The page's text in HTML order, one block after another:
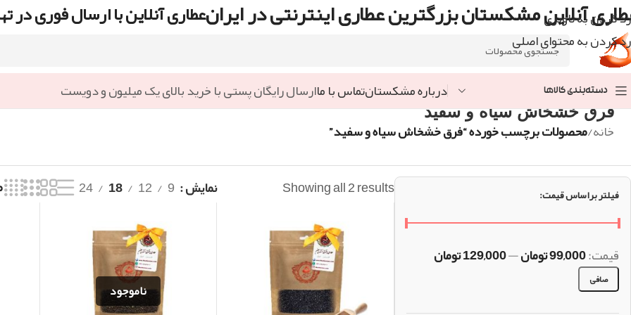
رد کردن به ناوبری
رد کردن به محتوای اصلی
آنلاین مشکستان بزرگترین عطاری اینترنتی در ایرانعطاری آنلاین با ارسال فوری در
دسته‌بندی کالاها درباره مشکستانتماس با ماارسال رایگان پستی با خرید بالای یک میلیون و دویست
فرق خشخاش سیاه و سفید
خانه/محصولات برچسب خورده “فرق خشخاش سیاه و سفید”
فیلتر براساس قیمت:
صافی
قيمت:99,000 تومان —129,000 تومان
Showing all 2 results نمایش 9
12
18
24